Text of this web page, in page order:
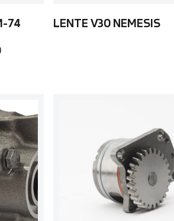
74
LENTE V30 NEMESIS